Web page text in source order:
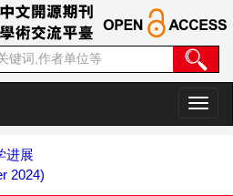
切
换
进展
2024)